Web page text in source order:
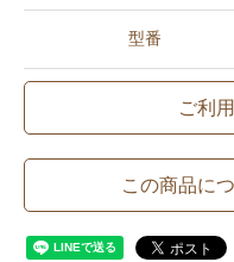
型番
ご利
この商品に